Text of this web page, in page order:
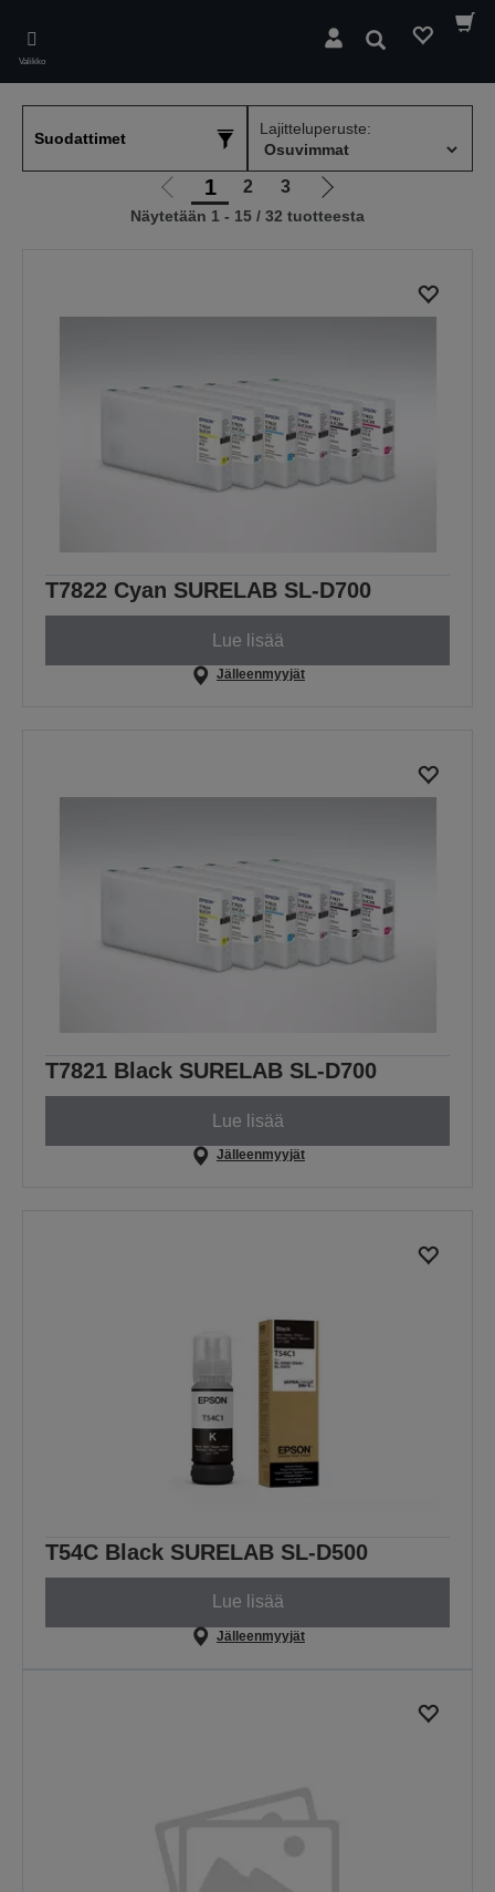
main
content
Valikko
Hae
Suodattimet
Lajitteluperuste:
Siirry
edelliselle
1 2 3
Siirry
seuraavalle
Näytetään 1 - 15 / 32 tuotteesta
T7822 Cyan SURELAB SL-D700
Lue lisää
Jälleenmyyjät
T7821 Black SURELAB SL-D700
Lue lisää
Jälleenmyyjät
T54C Black SURELAB SL-D500
Lue lisää
Jälleenmyyjät